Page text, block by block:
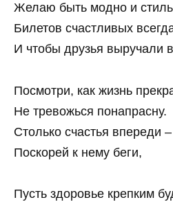
Желаю быть модно и
Билетов счастливых
И чтобы друзья выручали
Посмотри, как жизнь
Не тревожься понапрасну.
Столько счастья впереди –
Поскорей к нему беги,
Пусть здоровье крепким